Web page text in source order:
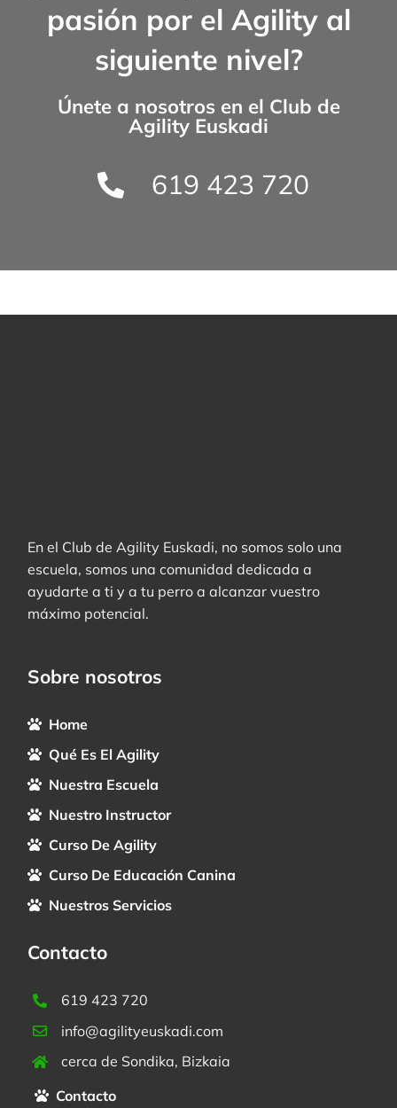
pasión por el Agility al
siguiente nivel?
Únete a nosotros en el Club de
Agility Euskadi
619 423 720
En el Club de Agility Euskadi, no somos solo una
escuela, somos una comunidad dedicada a
ayudarte a ti y a tu perro a alcanzar vuestro
máximo potencial.
Sobre nosotros
Home
Qué Es El Agility
Nuestra Escuela
Nuestro Instructor
Curso De Agility
Curso De Educación Canina
Nuestros Servicios
Contacto
619 423 720
info@agilityeuskadi.com
cerca de Sondika, Bizkaia
Contacto